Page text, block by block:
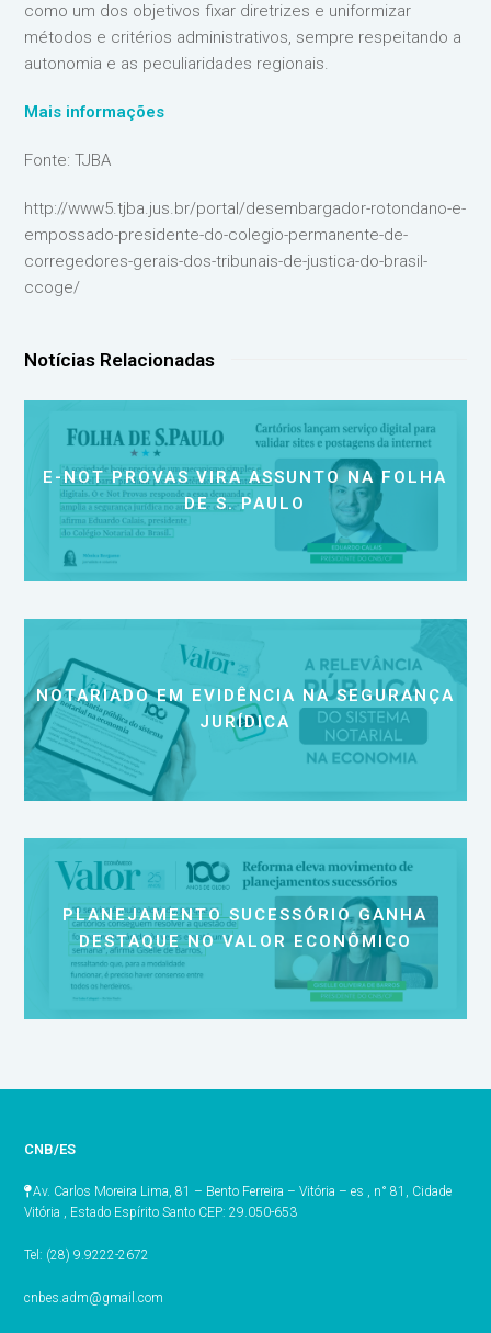
como um dos objetivos fixar diretrizes e uniformizar
métodos e critérios administrativos, sempre respeitando a
autonomia e as peculiaridades regionais.
Mais informações
Fonte: TJBA
http://www5.tjba.jus.br/portal/desembargador-rotondano-e-
empossado-presidente-do-colegio-permanente-de-
corregedores-gerais-dos-tribunais-de-justica-do-brasil-
ccoge/
Notícias Relacionadas
E-NOT PROVAS VIRA ASSUNTO NA FOLHA
DE S. PAULO
NOTARIADO EM EVIDÊNCIA NA SEGURANÇA
JURÍDICA
PLANEJAMENTO SUCESSÓRIO GANHA
DESTAQUE NO VALOR ECONÔMICO
CNB/ES
Av. Carlos Moreira Lima, 81 – Bento Ferreira – Vitória – es , n° 81, Cidade
Vitória , Estado Espírito Santo CEP: 29.050-653
Tel: (28) 9.9222-2672
cnbes.adm@gmail.com